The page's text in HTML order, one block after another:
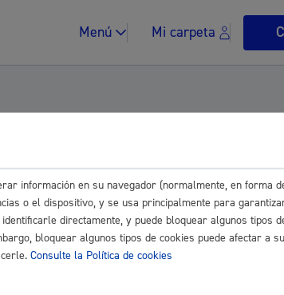
Menú Mi carpeta
Impuestos y multas
Donostia, sobre la ausencia de
ciudad.
información en su navegador (normalmente, en forma
o el dispositivo, y se usa principalmente para
directamente, y puede bloquear algunos tipos
bloquear algunos tipos de cookies puede afectar a su
Consulte la Política de cookies